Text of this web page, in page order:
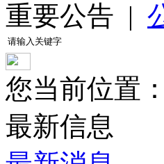
重要公告 |
您当前位置：
最新信息